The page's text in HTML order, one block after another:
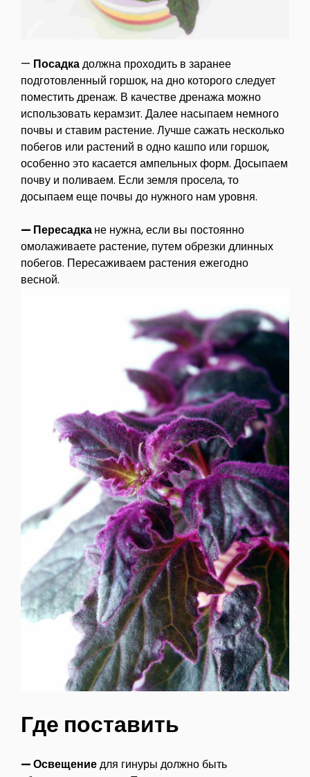
— Посадкадолжна проходить в заранее
подготовленный горшок, на дно которого следует
поместить дренаж. В качестве дренажа можно
использовать керамзит. Далее насыпаем немного
почвы и ставим растение. Лучше сажать несколько
побегов или растений в одно кашпо или горшок,
особенно это касается ампельных форм. Досыпаем
почву и поливаем. Если земля просела, то
досыпаем еще почвы до нужного нам уровня.
— Пересадкане нужна, если вы постоянно
омолаживаете растение, путем обрезки длинных
побегов. Пересаживаем растения ежегодно
весной.
Где поставить
— Освещениедля гинуры должно быть